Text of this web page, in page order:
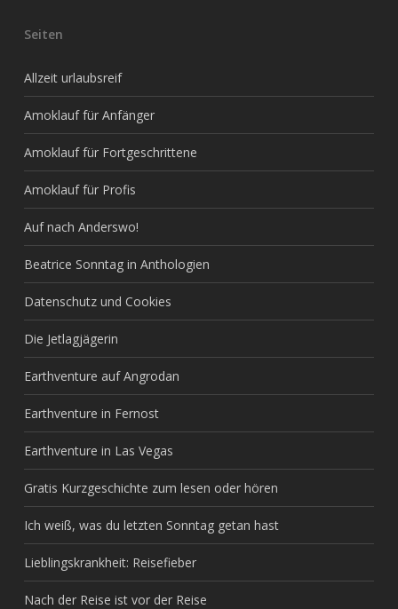
Seiten
Allzeit urlaubsreif
Amoklauf für Anfänger
Amoklauf für Fortgeschrittene
Amoklauf für Profis
Auf nach Anderswo!
Beatrice Sonntag in Anthologien
Datenschutz und Cookies
Die Jetlagjägerin
Earthventure auf Angrodan
Earthventure in Fernost
Earthventure in Las Vegas
Gratis Kurzgeschichte zum lesen oder hören
Ich weiß, was du letzten Sonntag getan hast
Lieblingskrankheit: Reisefieber
Nach der Reise ist vor der Reise